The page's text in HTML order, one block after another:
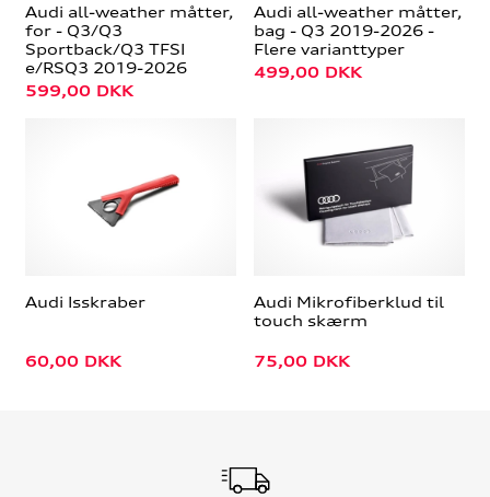
Audi all-weather måtter,
for - Q3/Q3
Sportback/Q3 TFSI
e/RSQ3 2019-2026
599,00 DKK
Audi all-weather måtter,
bag - Q3 2019-2026 -
Flere varianttyper
499,00 DKK
Audi Isskraber
60,00 DKK
Audi Mikrofiberklud til
touch skærm
75,00 DKK